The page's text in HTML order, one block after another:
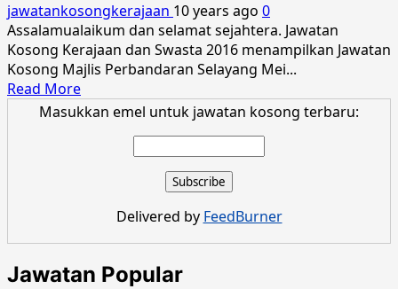
jawatankosongkerajaan 10 years ago 0
Assalamualaikum dan selamat sejahtera. Jawatan
Kosong Kerajaan dan Swasta 2016 menampilkan Jawatan
Kosong Majlis Perbandaran Selayang Mei...
Read MoreRead
more
Selayang
Mei
2016
Masukkan emel untuk jawatan kosong terbaru:
Delivered by FeedBurner
Jawatan Popular